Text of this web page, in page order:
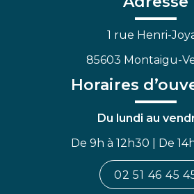
1 rue Henri-
85603 Montaigu-
Horaires
Du lundi au
De 9h à 12h30 | De
02 51 46 45